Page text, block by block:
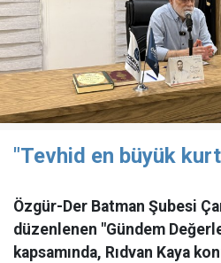
"Tevhid en büyük
Özgür-Der Batman Şubesi
düzenlenen "Gündem
kapsamında, Rıdvan Kaya